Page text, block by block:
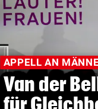
APPELL AN
Van der
für